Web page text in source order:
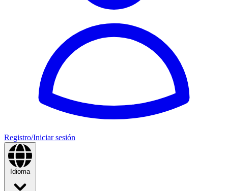
Registro/Iniciar sesión
Idioma